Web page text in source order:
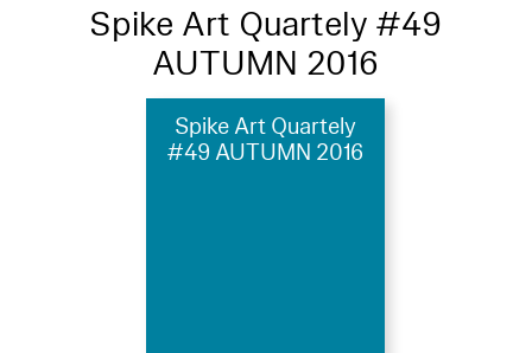
Spike Art Quartely #49
AUTUMN 2016
Spike Art Quartely
#49 AUTUMN 2016